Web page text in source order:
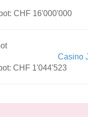
CHF 16'000'000
Casino
CHF 1'044'523